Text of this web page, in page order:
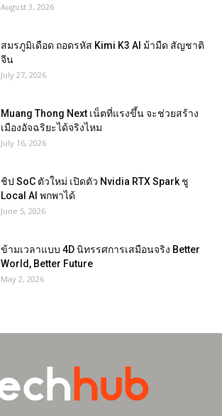
August 3, 2026
สมรภูมิเดือด ถอดรหัส Kimi K3 AI ม้ามืด สัญชาติ
จีน
July 27, 2026
Muang Thong Next เน็ตที่แรงขึ้น จะช่วยสร้าง
เมืองอัจฉริยะได้จริงไหม
July 16, 2026
ชิป SoC ตัวใหม่ เปิดตัว Nvidia RTX Spark ชู
Local AI พกพาได้
June 5, 2026
ข้ามเวลาแบบ 4D นิทรรศการเสมือนจริง Better
World, Better Future
May 2, 2026